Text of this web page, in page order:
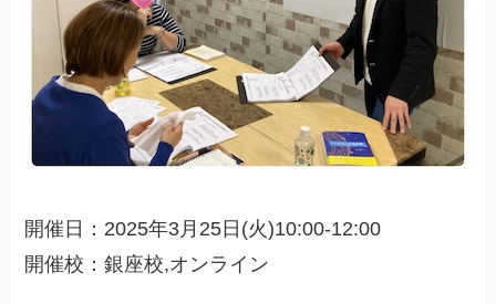
開催日：2025年3月25日(火)10:00-12:00
開催校：銀座校,オンライン